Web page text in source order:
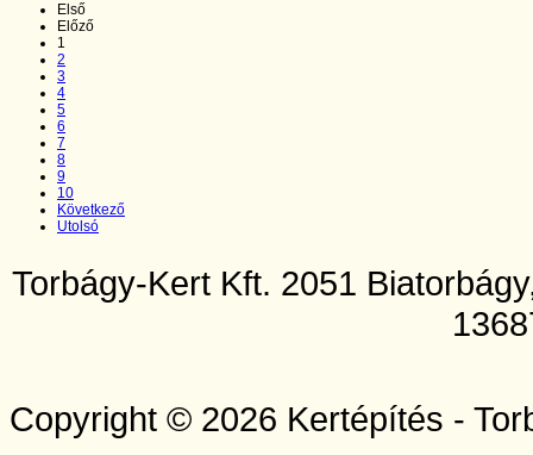
Első
Előző
1
2
3
4
5
6
7
8
9
10
Következő
Utolsó
Torbágy-Kert Kft. 2051
Copyright © 2026 Kertépítés -